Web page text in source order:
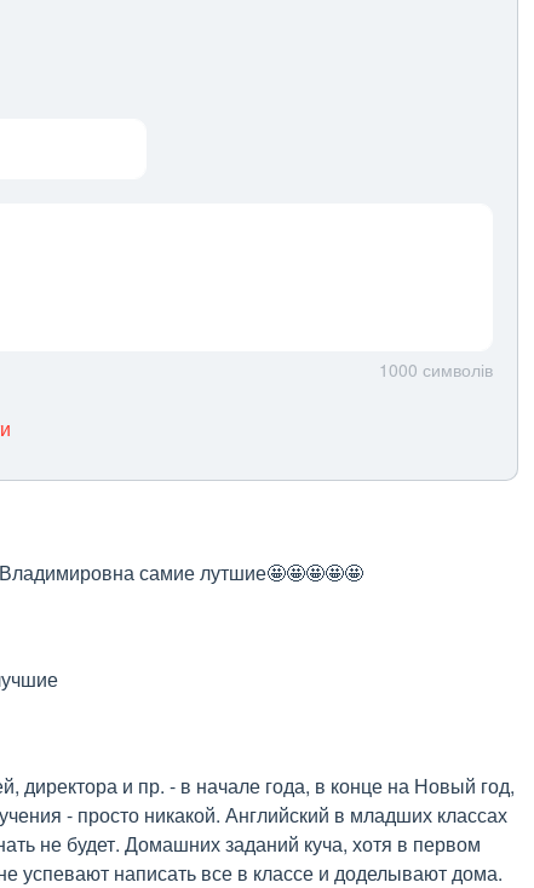
1000 символів
самие лутшие🤩🤩🤩🤩🤩
директора и пр. - в начале года, в конце на Новый год,
- просто никакой. Английский в младших классах
не будет. Домашних заданий куча, хотя в первом
успевают написать все в классе и доделывают дома.